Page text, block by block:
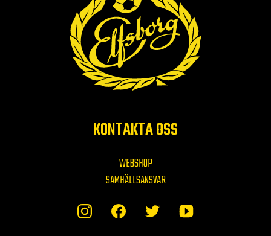
KONTAKTA OSS
WEBSHOP
SAMHÄLLSANSVAR